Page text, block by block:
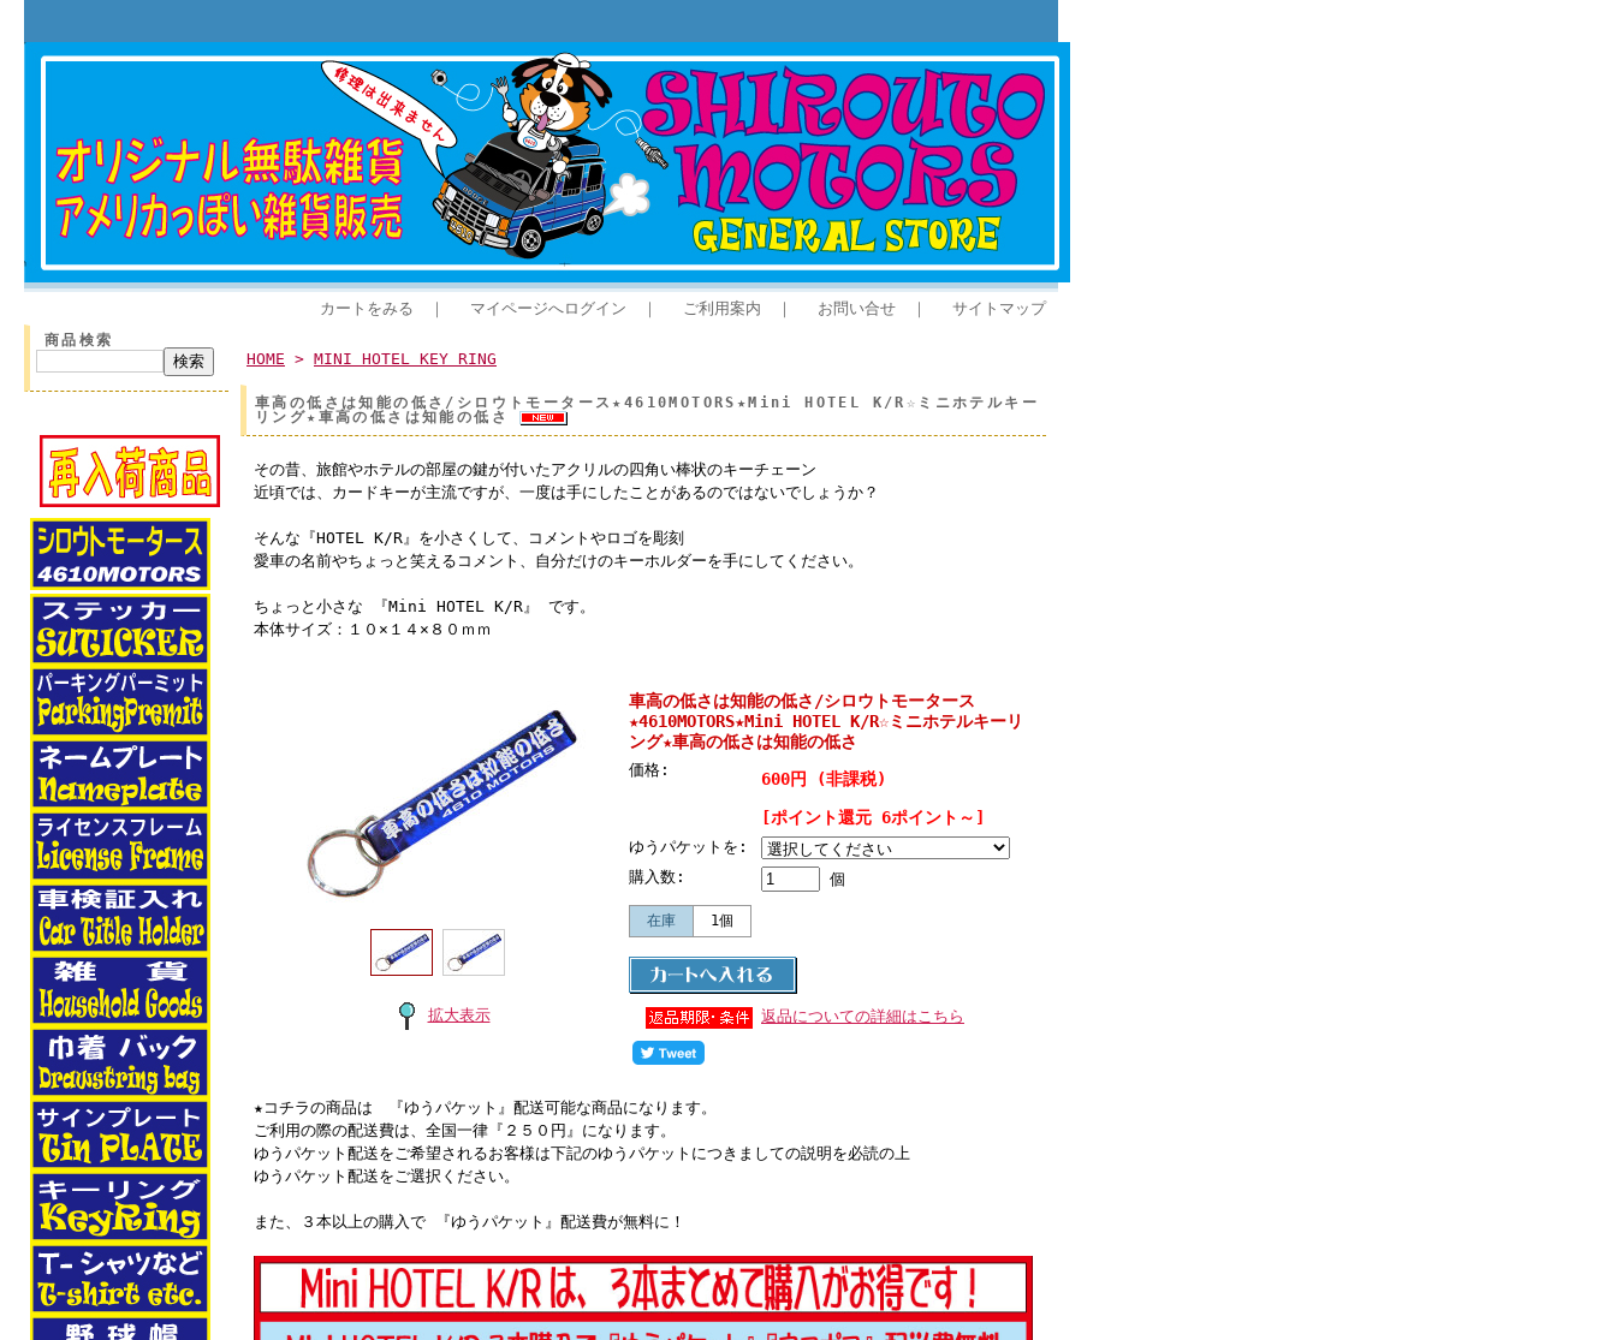
カートをみる ｜ マイページへログイン ｜ ご利用案内 ｜ お問い合せ ｜ サイトマップ
商品検索
HOME > MINI HOTEL KEY RING
車高の低さは知能の低さ/シロウトモータース★4610MOTORS★Mini HOTEL K/R☆ミニホテルキー
リング★車高の低さは知能の低さ
その昔、旅館やホテルの部屋の鍵が付いたアクリルの四角い棒状のキーチェーン
近頃では、カードキーが主流ですが、一度は手にしたことがあるのではないでしょうか？
そんな『HOTEL K/R』を小さくして、コメントやロゴを彫刻
愛車の名前やちょっと笑えるコメント、自分だけのキーホルダーを手にしてください。
ちょっと小さな 『Mini HOTEL K/R』 です。
本体サイズ：１０×１４×８０ｍｍ
拡大表示
車高の低さは知能の低さ/シロウトモータース
★4610MOTORS★Mini HOTEL K/R☆ミニホテルキーリ
ング★車高の低さは知能の低さ
価格:
600円 (非課税)
[ポイント還元 6ポイント～]
ゆうパケットを:
購入数:
個
在庫 1個
返品についての詳細はこちら
★コチラの商品は 『ゆうパケット』配送可能な商品になります。
ご利用の際の配送費は、全国一律『２５０円』になります。
ゆうパケット配送をご希望されるお客様は下記のゆうパケットにつきましての説明を必読の上
ゆうパケット配送をご選択ください。
また、３本以上の購入で 『ゆうパケット』配送費が無料に！